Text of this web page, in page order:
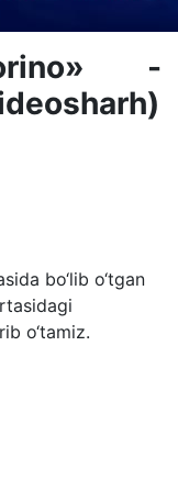
-
bo‘lib o‘tgan
o‘tamiz.